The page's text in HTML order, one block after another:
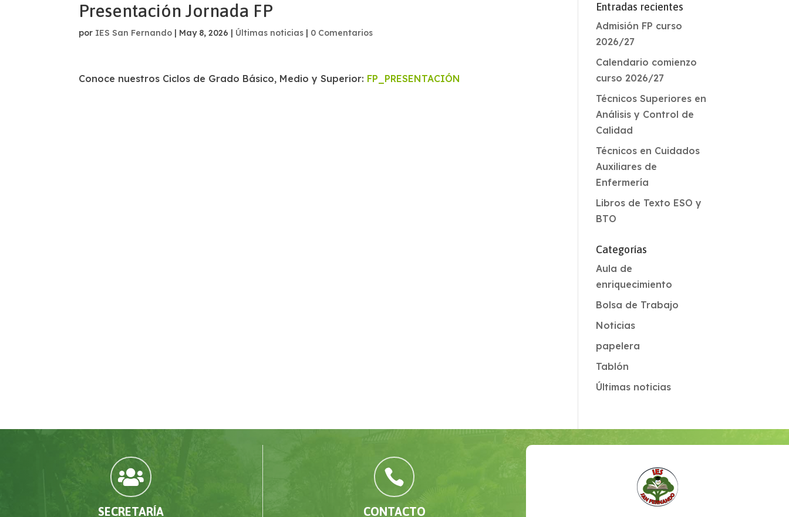
Presentación Jornada FP
por IES San Fernando | May 8, 2026 | Últimas noticias | 0 Comentarios
Conoce nuestros Ciclos de Grado Básico, Medio y Superior: FP_PRESENTACIÓN
Entradas recientes
Admisión FP curso
2026/27
Calendario comienzo
curso 2026/27
Técnicos Superiores en
Análisis y Control de
Calidad
Técnicos en Cuidados
Auxiliares de
Enfermería
Libros de Texto ESO y
BTO
Categorías
Aula de
enriquecimiento
Bolsa de Trabajo
Noticias
papelera
Tablón
Últimas noticias

SECRETARÍA

CONTACTO